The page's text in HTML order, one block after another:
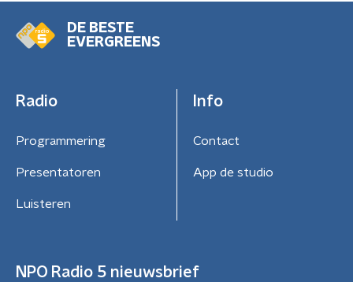
DE BESTE
EVERGREENS
Radio
Programmering
Presentatoren
Luisteren
Info
Contact
App de studio
NPO Radio 5 nieuwsbrief